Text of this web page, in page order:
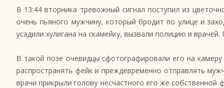
В 13:44 вторника тревожный сигнал поступил из
очень пьяного мужчину, который бродит по улице и
усадили хулигана на скамейку, вызвали полицию и
В такой позе очевидцы сфотографировали его на
распространять фейк и преждевременно отправлять
врачи прикрыли голову несчастного его же